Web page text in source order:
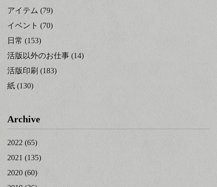
アイテム (79)
イベント (70)
日常 (153)
活版以外のお仕事 (14)
活版印刷 (183)
紙 (130)
Archive
2022 (65)
2021 (135)
2020 (60)